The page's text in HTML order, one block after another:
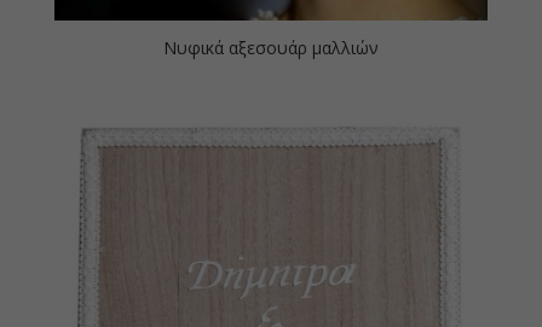
Νυφικά αξεσουάρ μαλλιών